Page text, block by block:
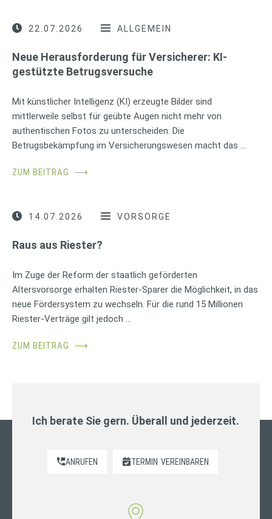
22.07.2026 ALLGEMEIN
Neue Herausforderung für Versicherer: KI-
gestützte Betrugsversuche
Mit künstlicher Intelligenz (KI) erzeugte Bilder sind
mittlerweile selbst für geübte Augen nicht mehr von
authentischen Fotos zu unterscheiden. Die
Betrugsbekämpfung im Versicherungswesen macht das …
ZUM BEITRAG ⟶
14.07.2026 VORSORGE
Raus aus Riester?
Im Zuge der Reform der staatlich geförderten
Altersvorsorge erhalten Riester-Sparer die Möglichkeit, in das
neue Fördersystem zu wechseln. Für die rund 15 Millionen
Riester-Verträge gilt jedoch …
ZUM BEITRAG ⟶
Ich berate Sie gern. Überall und jederzeit.
ANRUFEN TERMIN VEREINBAREN